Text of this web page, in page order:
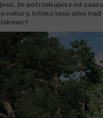
że potrzebujesz od
natury, blisko lasu albo